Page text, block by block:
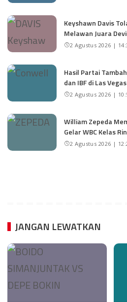
Keyshawn Davis
Melawan Juara
2 Agustus 2026 |
Hasil Partai
dan IBF di Las Vegas
2 Agustus 2026 |
William Zepeda
Gelar WBC Kelas
2 Agustus 2026 |
JANGAN LEWATKAN